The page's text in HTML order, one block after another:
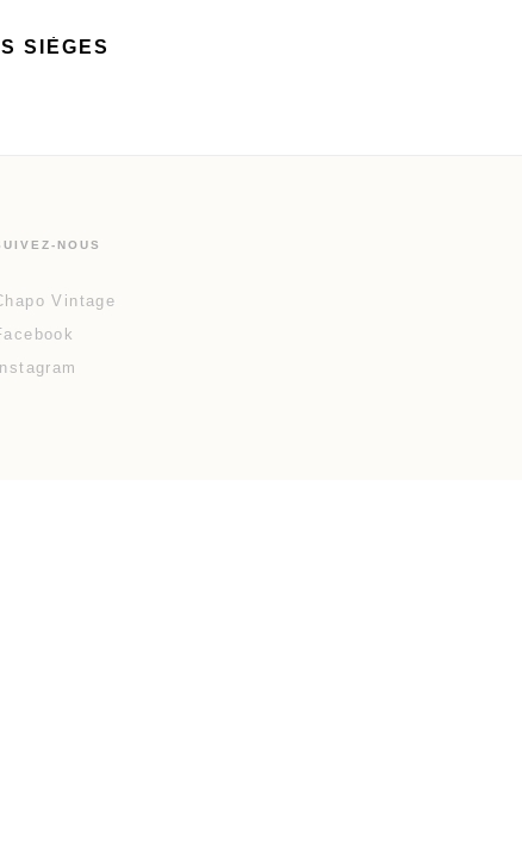
SIÈGES
NOUS
Vintage
Instagram